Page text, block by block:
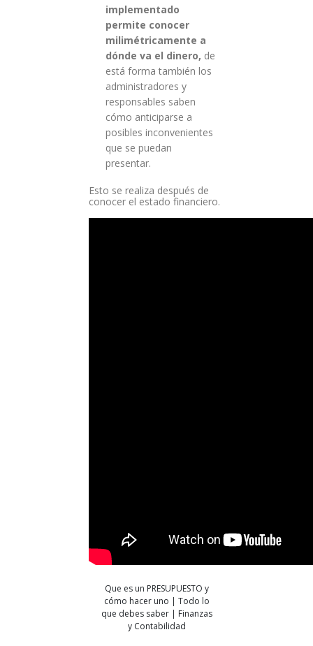
implementado
permite conocer
milimétricamente a
dónde va el dinero, de
está forma también los
administradores y
responsables saben
cómo anticiparse a
posibles inconvenientes
que se puedan
presentar.
Esto se realiza después de
conocer el estado financiero.
Que es un PRESUPUESTO y
cómo hacer uno | Todo lo
que debes saber | Finanzas
y Contabilidad